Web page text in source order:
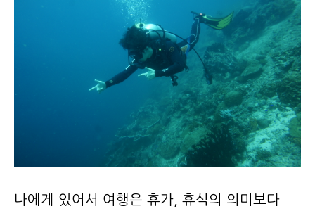
나에게 있어서 여행은 휴가, 휴식의 의미보다